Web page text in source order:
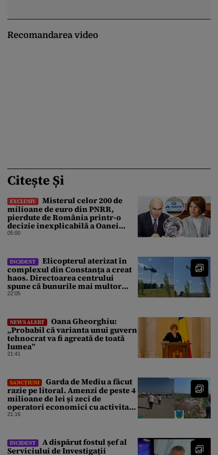
Recomandarea video
Citește Și
EXCLUSIV
Misterul celor 200 de
milioane de euro din PNRR,
pierdute de România printr-o
decizie inexplicabilă a Oanei
Gheorghiu. Ultima hotărâre de
05:00
INCIDENT
Elicopterul aterizat în
complexul din Constanța a creat
haos. Directoarea centrului
spune că bunurile mai multor
clienți ar fi dispărut
22:05
NEWS ALERT
Oana Gheorghiu:
„Probabil că varianta unui guvern
tehnocrat va fi agreată de toată
lumea”
21:41
SANCȚIUNI
Garda de Mediu a făcut
razie pe litoral. Amenzi de peste 4
milioane de lei și zeci de
operatori economici cu activitate
suspendată
21:16
INCIDENT
A dispărut fostul șef al
Serviciului de Investigații